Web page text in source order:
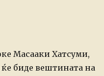
Масааки Хатсуми,
биде вештината на